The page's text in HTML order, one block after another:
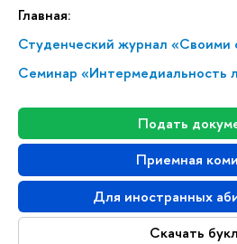
Главная:
Студенческий журнал «Своими
Семинар «Интермедиальность
Подать
Приемная
Для иностранных
Скачать